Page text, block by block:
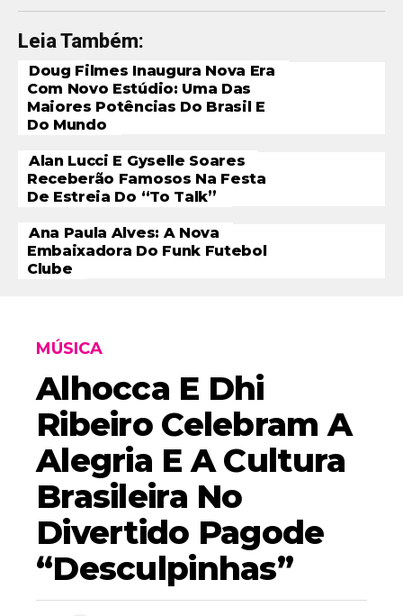
Leia Também:
Doug Filmes Inaugura Nova Era
Com Novo Estúdio: Uma Das
Maiores Potências Do Brasil E
Do Mundo
Alan Lucci E Gyselle Soares
Receberão Famosos Na Festa
De Estreia Do “To Talk”
Ana Paula Alves: A Nova
Embaixadora Do Funk Futebol
Clube
MÚSICA
Alhocca E Dhi
Ribeiro Celebram A
Alegria E A Cultura
Brasileira No
Divertido Pagode
“Desculpinhas”